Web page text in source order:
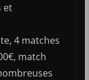
et
4 matches
match